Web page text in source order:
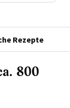
Rezepte
800